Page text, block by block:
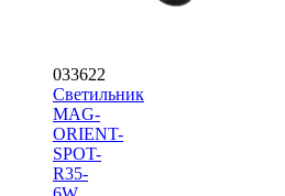
033622
Светильник
MAG-
ORIENT-
SPOT-
R35-